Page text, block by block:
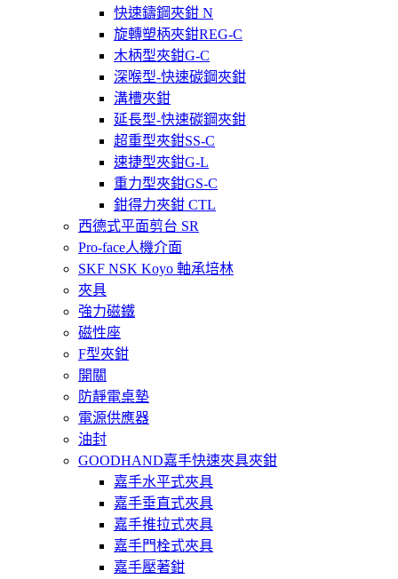
快速鑄鋼夾鉗 N
旋轉塑柄夾鉗REG-C
木柄型夾鉗G-C
深喉型-快速碳鋼夾鉗
溝槽夾鉗
延長型-快速碳鋼夾鉗
超重型夾鉗SS-C
速捷型夾鉗G-L
重力型夾鉗GS-C
鉗得力夾鉗 CTL
西德式平面剪台 SR
Pro-face人機介面
SKF NSK Koyo 軸承培林
夾具
強力磁鐵
磁性座
F型夾鉗
開關
防靜電桌墊
電源供應器
油封
GOODHAND嘉手快速夾具夾鉗
嘉手水平式夾具
嘉手垂直式夾具
嘉手推拉式夾具
嘉手門栓式夾具
嘉手壓著鉗